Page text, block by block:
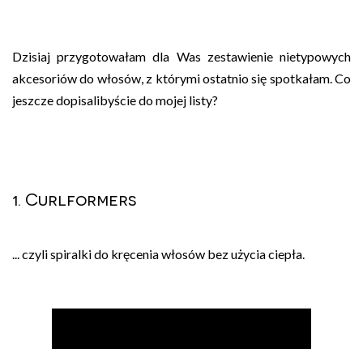
Dzisiaj przygotowałam dla Was zestawienie nietypowych
akcesoriów do włosów, z którymi ostatnio się spotkałam. Co
jeszcze dopisalibyście do mojej listy?
1. Curlformers
... czyli spiralki do kręcenia włosów bez użycia ciepła.